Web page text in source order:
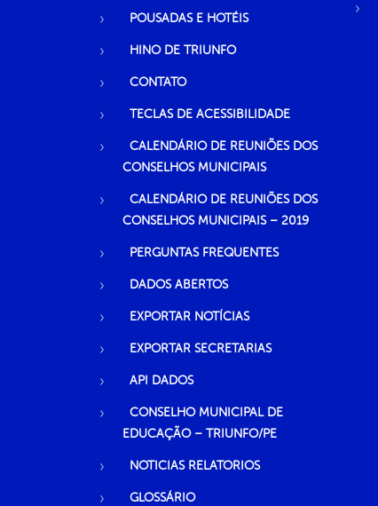
POUSADAS E HOTÉIS
HINO DE TRIUNFO
CONTATO
TECLAS DE ACESSIBILIDADE
CALENDÁRIO DE REUNIÕES DOS
CONSELHOS MUNICIPAIS
CALENDÁRIO DE REUNIÕES DOS
CONSELHOS MUNICIPAIS – 2019
PERGUNTAS FREQUENTES
DADOS ABERTOS
EXPORTAR NOTÍCIAS
EXPORTAR SECRETARIAS
API DADOS
CONSELHO MUNICIPAL DE
EDUCAÇÃO – TRIUNFO/PE
NOTICIAS RELATORIOS
GLOSSÁRIO